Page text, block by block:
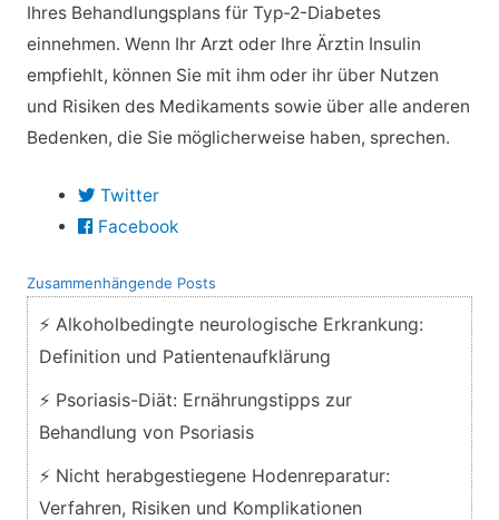
Ihres Behandlungsplans für Typ-2-Diabetes
einnehmen. Wenn Ihr Arzt oder Ihre Ärztin Insulin
empfiehlt, können Sie mit ihm oder ihr über Nutzen
und Risiken des Medikaments sowie über alle anderen
Bedenken, die Sie möglicherweise haben, sprechen.
Twitter
Facebook
Zusammenhängende Posts
⚡ Alkoholbedingte neurologische Erkrankung:
Definition und Patientenaufklärung
⚡ Psoriasis-Diät: Ernährungstipps zur
Behandlung von Psoriasis
⚡ Nicht herabgestiegene Hodenreparatur:
Verfahren, Risiken und Komplikationen